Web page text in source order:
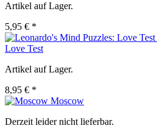
Artikel auf Lager.
5,95 € *
Love Test
Artikel auf Lager.
8,95 € *
Moscow
Derzeit leider nicht lieferbar.